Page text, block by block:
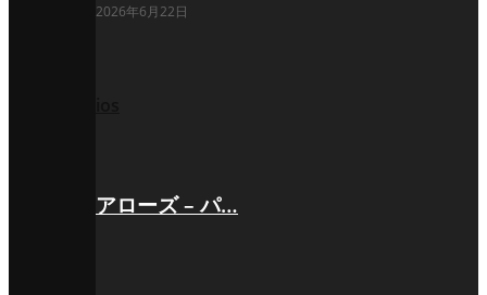
2026年6月22日
アローズ – パ…